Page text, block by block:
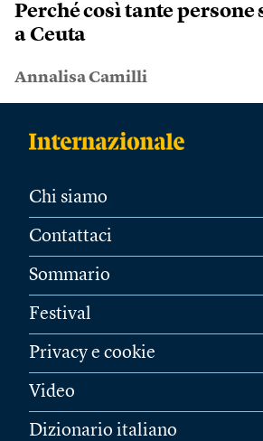
Perché così tante
a Ceuta
Annalisa Camilli
Chi siamo
Contattaci
Sommario
Festival
Privacy e cookie
Video
Dizionario italiano